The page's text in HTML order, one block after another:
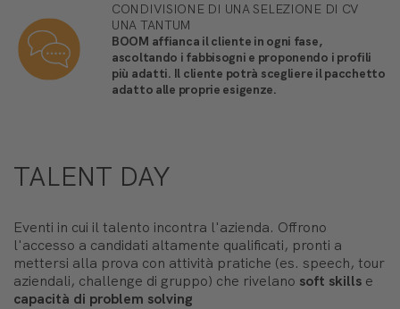
CONDIVISIONE DI UNA SELEZIONE DI CV
UNA TANTUM
BOOM affianca il cliente in ogni fase,
ascoltando i fabbisogni e proponendo i profili
più adatti. Il cliente potrà scegliere il pacchetto
adatto alle proprie esigenze.
TALENT DAY
Eventi in cui il talento incontra l'azienda. Offrono
l'accesso a candidati altamente qualificati, pronti a
mettersi alla prova con attività pratiche (es. speech, tour
aziendali, challenge di gruppo) che rivelano soft skills e
capacità di problem solving